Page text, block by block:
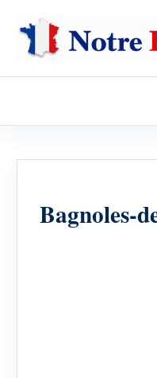
Bagnoles-